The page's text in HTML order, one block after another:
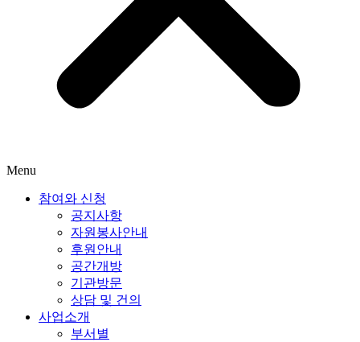
Menu
참여와 신청
공지사항
자원봉사안내
후원안내
공간개방
기관방문
상담 및 건의
사업소개
부서별